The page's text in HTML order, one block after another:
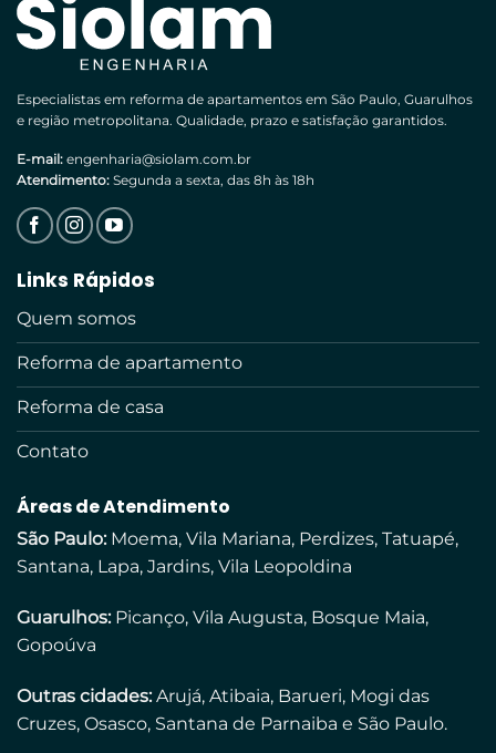
Especialistas em reforma de apartamentos em São Paulo, Guarulhos
e região metropolitana. Qualidade, prazo e satisfação garantidos.
E-mail:engenharia@siolam.com.br
Atendimento:Segunda a sexta, das 8h às 18h
Links Rápidos
Quem somos
Reforma de apartamento
Reforma de casa
Contato
Áreas de Atendimento
São Paulo:Moema, Vila Mariana, Perdizes, Tatuapé,
Santana, Lapa, Jardins, Vila Leopoldina
Guarulhos:Picanço, Vila Augusta, Bosque Maia,
Gopoúva
Outras cidades:Arujá, Atibaia, Barueri, Mogi das
Cruzes, Osasco, Santana de Parnaiba e São Paulo.